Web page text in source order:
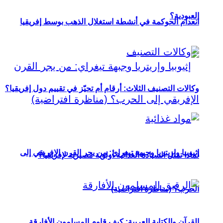
العبودية؟
إثيوبيا وإريتريا وجبهة تيغراي: من يجر القرن الإفريقي إلى
الحرب؟ (مناظرة افتراضية)
انعدام الحوكمة في أنشطة استغلال الذهب بوسط إفريقيا
وكالات التصنيف الثلاث: أرقام أم تحيّز في تقييم دول إفريقيا؟
لماذا تمثل السيادة الغذائية أولوية مصيرية لإفريقيا؟